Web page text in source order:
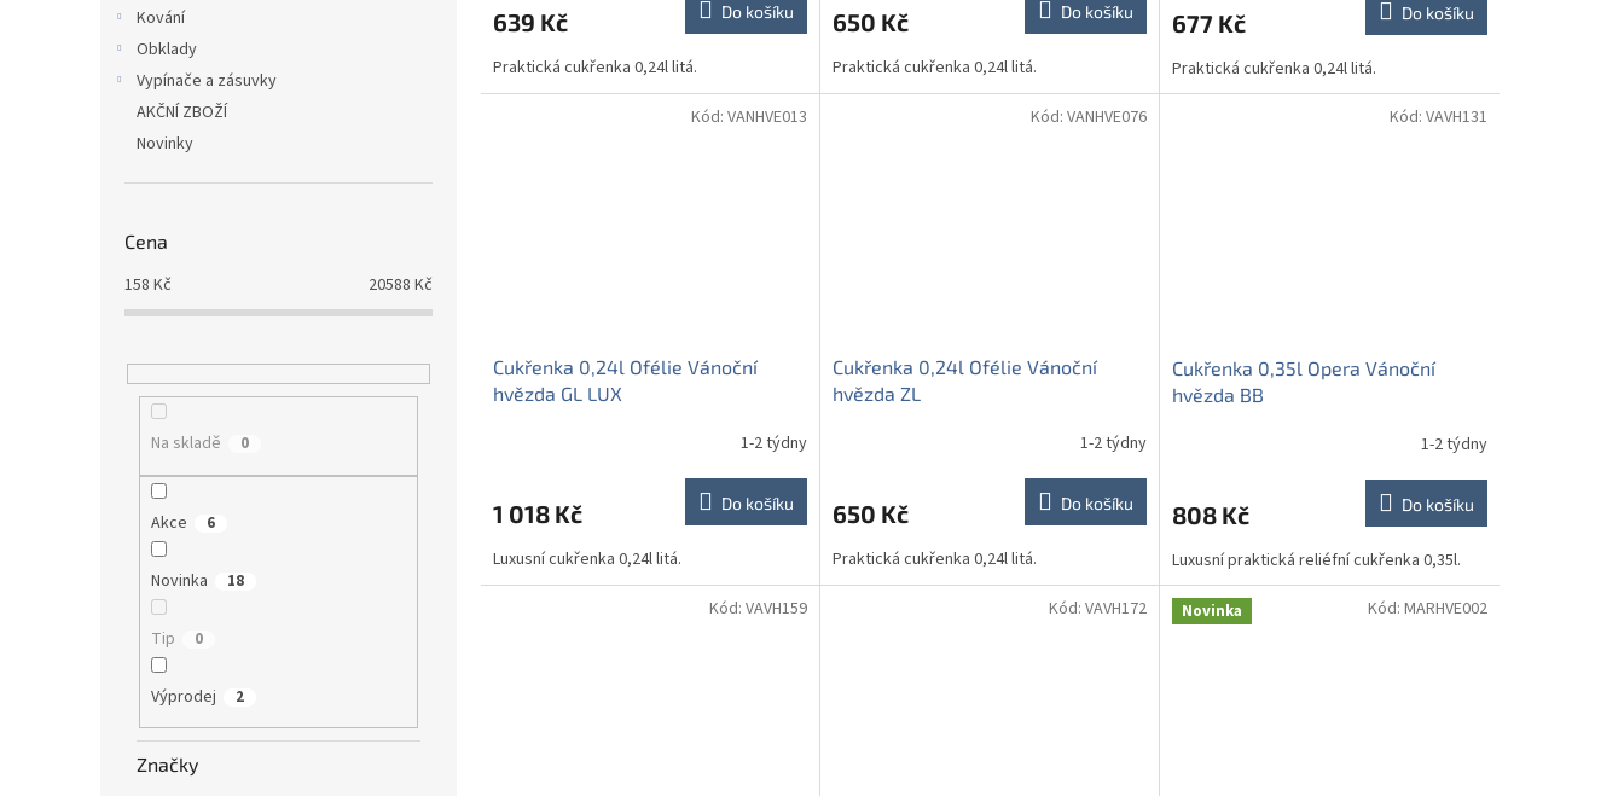
Kování
Obklady
Vypínače a zásuvky
AKČNÍ ZBOŽÍ
Novinky
Cena
158 Kč 20588 Kč
Na skladě 0
Akce 6
Novinka 18
Tip 0
Výprodej 2
Značky
639 Kč Do košíku
Praktická cukřenka 0,24l litá.
650 Kč Do košíku
Praktická cukřenka 0,24l litá.
677 Kč Do košíku
Praktická cukřenka 0,24l litá.
Cukřenka 0,24l Ofélie Vánoční
hvězda GL LUX
1-2 týdny
1 018 Kč Do košíku
Luxusní cukřenka 0,24l litá.
Kód: VANHVE013
Cukřenka 0,24l Ofélie Vánoční
hvězda ZL
1-2 týdny
650 Kč Do košíku
Praktická cukřenka 0,24l litá.
Kód: VANHVE076
Cukřenka 0,35l Opera Vánoční
hvězda BB
1-2 týdny
808 Kč Do košíku
Luxusní praktická reliéfní cukřenka 0,35l.
Kód: VAVH131
Kód: VAVH159 Kód: VAVH172 Novinka Kód: MARHVE002